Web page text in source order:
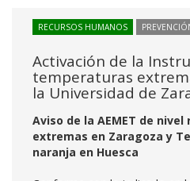
RECURSOS HUMANOS
Activación de la
temperaturas
la Universidad de
Aviso de la AEMET de
extremas en Zaragoza y
naranja en Huesca